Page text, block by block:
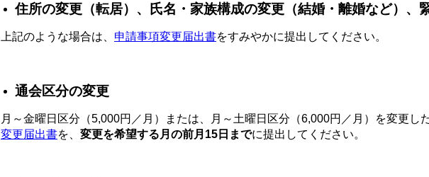
住所の変更（転居）、氏名・家族構成の変更（結婚・離婚など）、
上記のような場合は、 申請事項変更届出書をすみやかに提出してください。
通会区分の変更
月～金曜日区分（5,000円／月）または、月～土曜日区分（6,000円／月）を変更し
変更届出書を、 変更を希望する月の前月15日までに提出してください。